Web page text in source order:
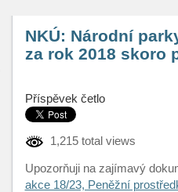
NKÚ: Národní
za rok 2018 skoro
Příspěvek četlo
1,215 total views
Upozorňuji na zajímavý
akce 18/23, Peněžní